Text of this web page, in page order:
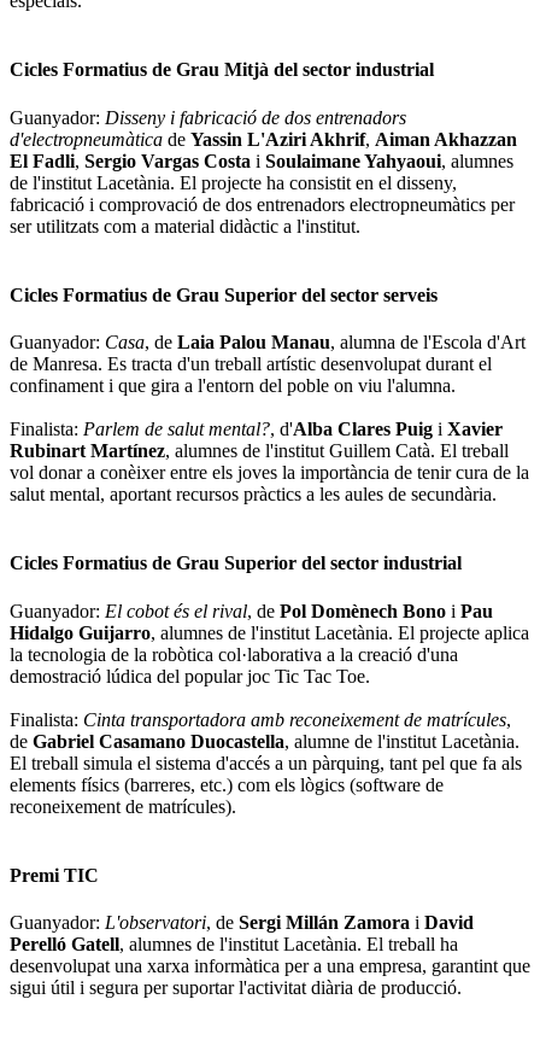
Cicles Formatius de Grau Mitjà del sector industrial
Guanyador: Disseny i fabricació de dos entrenadors
d'electropneumàtica de Yassin L'Aziri Akhrif, Aiman Akhazzan
El Fadli, Sergio Vargas Costa i Soulaimane Yahyaoui, alumnes
de l'institut Lacetània. El projecte ha consistit en el disseny,
fabricació i comprovació de dos entrenadors electropneumàtics per
ser utilitzats com a material didàctic a l'institut.
Cicles Formatius de Grau Superior del sector serveis
Guanyador: Casa, de Laia Palou Manau, alumna de l'Escola d'Art
de Manresa. Es tracta d'un treball artístic desenvolupat durant el
confinament i que gira a l'entorn del poble on viu l'alumna.
Finalista: Parlem de salut mental?, d'Alba Clares Puig i Xavier
Rubinart Martínez, alumnes de l'institut Guillem Catà. El treball
vol donar a conèixer entre els joves la importància de tenir cura de la
salut mental, aportant recursos pràctics a les aules de secundària.
Cicles Formatius de Grau Superior del sector industrial
Guanyador: El cobot és el rival, de Pol Domènech Bono i Pau
Hidalgo Guijarro, alumnes de l'institut Lacetània. El projecte aplica
la tecnologia de la robòtica col·laborativa a la creació d'una
demostració lúdica del popular joc Tic Tac Toe.
Finalista: Cinta transportadora amb reconeixement de matrícules,
de Gabriel Casamano Duocastella, alumne de l'institut Lacetània.
El treball simula el sistema d'accés a un pàrquing, tant pel que fa als
elements físics (barreres, etc.) com els lògics (software de
reconeixement de matrícules).
Premi TIC
Guanyador: L'observatori, de Sergi Millán Zamora i David
Perelló Gatell, alumnes de l'institut Lacetània. El treball ha
desenvolupat una xarxa informàtica per a una empresa, garantint que
sigui útil i segura per suportar l'activitat diària de producció.